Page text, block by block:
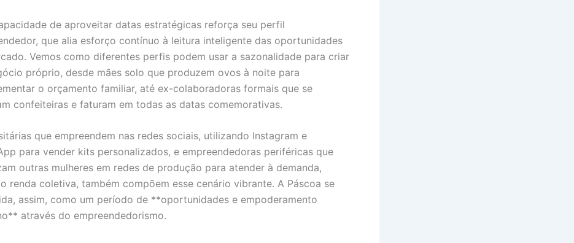
de aproveitar datas estratégicas reforça seu perfil
que alia esforço contínuo à leitura inteligente das oportunidades
Vemos como diferentes perfis podem usar a sazonalidade para criar
próprio, desde mães solo que produzem ovos à noite para
o orçamento familiar, até ex-colaboradoras formais que se
confeiteiras e faturam em todas as datas comemorativas.
que empreendem nas redes sociais, utilizando Instagram e
para vender kits personalizados, e empreendedoras periféricas que
outras mulheres em redes de produção para atender à demanda,
renda coletiva, também compõem esse cenário vibrante. A Páscoa se
assim, como um período de **oportunidades e empoderamento
através do empreendedorismo.